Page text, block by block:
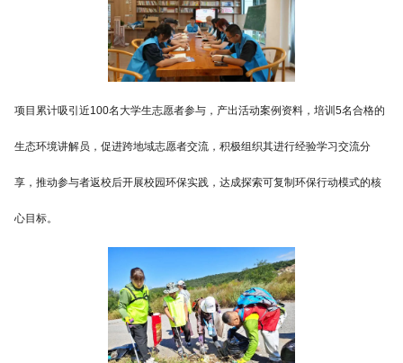
项目累计吸引近100名大学生志愿者参与，产出活动案例资料，培训5名合格的
生态环境讲解员，促进跨地域志愿者交流，积极组织其进行经验学习交流分
享，推动参与者返校后开展校园环保实践，达成探索可复制环保行动模式的核
心目标。